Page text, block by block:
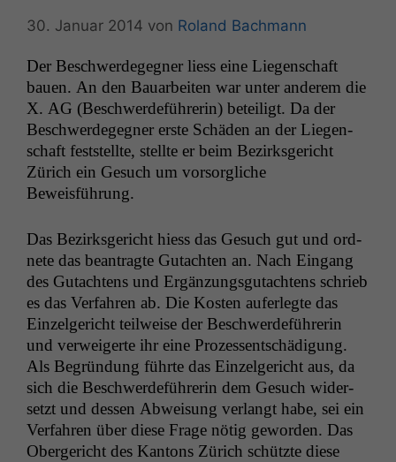
30. Januar 2014 von Roland Bachmann
Der Beschw­erdegeg­n­er liess eine Liegen­schaft
bauen. An den Bauar­beit­en war unter anderem die
X. AG (Beschw­erde­führerin) beteiligt. Da der
Beschw­erdegeg­n­er erste Schä­den an der Liegen­
schaft fest­stellte, stellte er beim Bezirks­gericht
Zürich ein Gesuch um vor­sor­gliche
Beweisführung.
Das Bezirks­gericht hiess das Gesuch gut und ord­
nete das beantragte Gutacht­en an. Nach Ein­gang
des Gutacht­ens und Ergänzungsgutacht­ens schrieb
es das Ver­fahren ab. Die Kosten aufer­legte das
Einzel­gericht teil­weise der Beschw­erde­führerin
und ver­weigerte ihr eine Prozessentschädi­gung.
Als Begrün­dung führte das Einzel­gericht aus, da
sich die Beschw­erde­führerin dem Gesuch wider­
set­zt und dessen Abweisung ver­langt habe, sei ein
Ver­fahren über diese Frage nötig gewor­den. Das
Oberg­ericht des Kan­tons Zürich schützte diese